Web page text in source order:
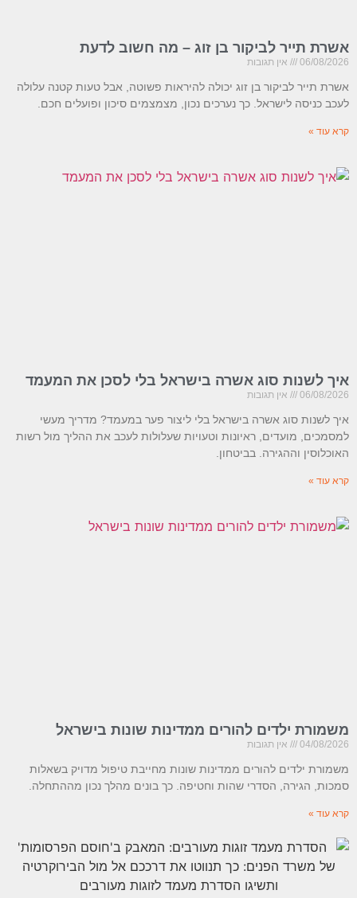
אשרת תייר לביקור בן זוג – מה חשוב לדעת
06/08/2026 אין תגובות
אשרת תייר לביקור בן זוג יכולה להיראות פשוטה, אבל טעות קטנה עלולה
לעכב כניסה לישראל. כך נערכים נכון, מצמצמים סיכון ופועלים חכם.
קרא עוד »
איך לשנות סוג אשרה בישראל בלי לסכן את המעמד
06/08/2026 אין תגובות
איך לשנות סוג אשרה בישראל בלי ליצור פער במעמד? מדריך מעשי
למסמכים, מועדים, ראיונות וטעויות שעלולות לעכב את ההליך מול רשות
האוכלוסין וההגירה. בביטחון.
קרא עוד »
משמורת ילדים להורים ממדינות שונות בישראל
04/08/2026 אין תגובות
משמורת ילדים להורים ממדינות שונות מחייבת טיפול מדויק בשאלות
סמכות, הגירה, הסדרי שהות וחטיפה. כך בונים מהלך נכון מההתחלה.
קרא עוד »